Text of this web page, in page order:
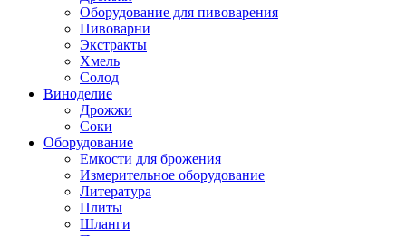
Оборудование для пивоварения
Пивоварни
Экстракты
Хмель
Солод
Виноделие
Дрожжи
Соки
Оборудование
Емкости для брожения
Измерительное оборудование
Литература
Плиты
Шланги